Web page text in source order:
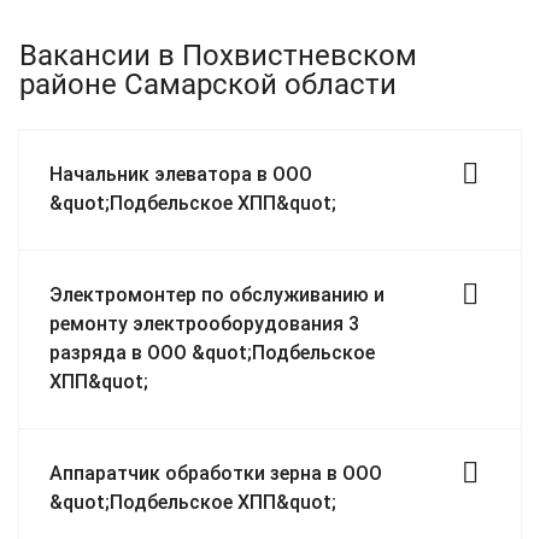
Вакансии в Похвистневском
районе Самарской области
Начальник элеватора в ООО
&quot;Подбельское ХПП&quot;
Электромонтер по обслуживанию и
ремонту электрооборудования 3
разряда в ООО &quot;Подбельское
ХПП&quot;
Аппаратчик обработки зерна в ООО
&quot;Подбельское ХПП&quot;